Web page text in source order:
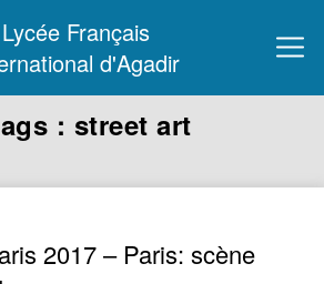
Lycée Français
d'Agadir
: street art
2017 – Paris: scène